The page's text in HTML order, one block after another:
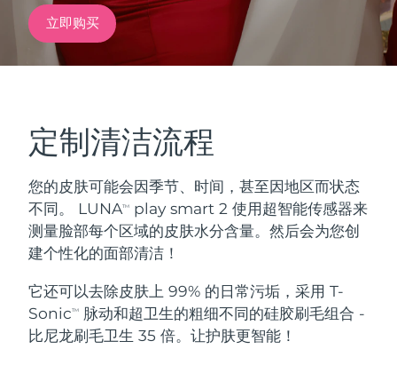
立即购买
定制清洁流程
您的皮肤可能会因季节、时间，甚至因地区而状态
不同。 LUNATM
play smart 2 使用超智能传感器来
测量脸部每个区域的皮肤水分含量。然后会为您创
建个性化的面部清洁！
它还可以去除皮肤上 99% 的日常污垢，采用 T-
SonicTM
脉动和超卫生的粗细不同的硅胶刷毛组合 -
比尼龙刷毛卫生 35 倍。让护肤更智能！
红光疗法
面部清洁
LUNA™ 4 套装
Anti-aging massage
LUNA™ 4 Plus
紧致提拉
BEAR™ 2 套装
Microcurrent toning
BEAR™ 2 go
补水保湿
UFO™ 3 套装
口腔护理
issa™ 4
加拿大
奥地利
比利时 预计送达日期8/8/26
百慕大
波斯尼亚和黑塞哥维那 预计送达日期 8/11/26
文莱 预计送达日期